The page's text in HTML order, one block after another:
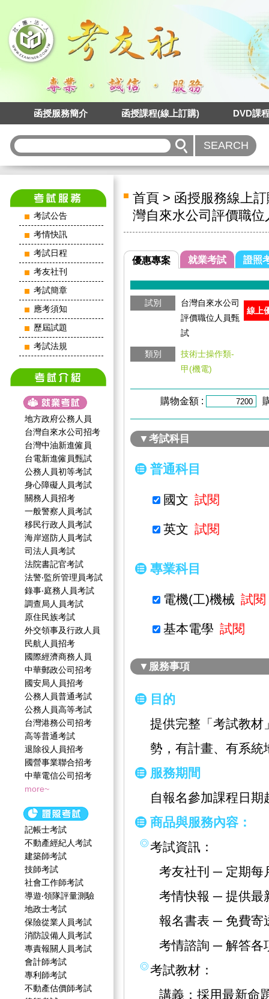
函授服務簡介 函授課程(線上訂購) DVD課
考試公告
考情快訊
考試日程
考友社刊
考試簡章
應考須知
歷屆試題
考試法規
地方政府公務人員
台灣自來水公司招考
台灣中油新進僱員
台電新進僱員甄試
公務人員初等考試
身心障礙人員考試
關務人員招考
一般警察人員考試
移民行政人員考試
海岸巡防人員考試
司法人員考試
法院書記官考試
法警‧監所管理員考試
錄事‧庭務人員考試
調查局人員考試
原住民族考試
外交領事及行政人員
民航人員招考
國際經濟商務人員
中華郵政公司招考
國安局人員招考
公務人員普通考試
公務人員高等考試
台灣港務公司招考
高等普通考試
退除役人員招考
國營事業聯合招考
中華電信公司招考
more~
記帳士考試
不動產經紀人考試
建築師考試
技師考試
社會工作師‍考試
導遊‧領隊評量測驗
地政士考試
保險從業人員考試
消防設備人員考試
專責報關人員考試
會計師考試
專利師考試
不動產估價師考試
首頁 > 函授服務線上
灣自來水公司評價職位
優惠專案 就業考試 證照
試別
台灣自來水公司
評價職位人員甄
試
類別
技術士操作類-
甲(機電)
線上
購物金額 :
▼考試科目
普通科目
國文 試閱
英文 試閱
專業科目
電機(工)機械 試閱
基本電學 試閱
▼服務事項
目的
提供完整「考試教材
勢，有計畫、有系統
服務期間
自報名參加課程日
商品與服務內容：
考試資訊：
考友社刊 ─ 定期每
考情快報 ─ 提供最
報名書表 ─ 免費寄
考情諮詢 ─ 解答各
考試教材：
講義：採用最新命